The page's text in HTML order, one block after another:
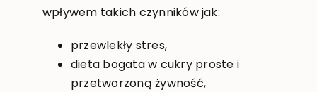
wpływem takich czynników jak:
przewlekły stres,
dieta bogata w cukry proste i
przetworzoną żywność,